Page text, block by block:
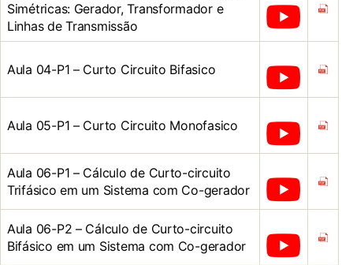
Simétricas: Gerador, Transformador e
Linhas de Transmissão
Aula 04-P1 – Curto Circuito Bifasico
Aula 05-P1 – Curto Circuito Monofasico
Aula 06-P1 – Cálculo de Curto-circuito
Trifásico em um Sistema com Co-gerador
Aula 06-P2 – Cálculo de Curto-circuito
Bifásico em um Sistema com Co-gerador